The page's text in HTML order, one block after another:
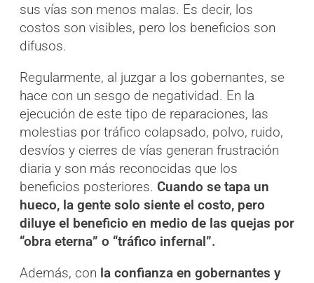
sus vías son menos malas. Es decir, los
costos son visibles, pero los beneficios son
difusos.
Regularmente, al juzgar a los gobernantes, se
hace con un sesgo de negatividad. En la
ejecución de este tipo de reparaciones, las
molestias por tráfico colapsado, polvo, ruido,
desvíos y cierres de vías generan frustración
diaria y son más reconocidas que los
beneficios posteriores. Cuando se tapa un
hueco, la gente solo siente el costo, pero
diluye el beneficio en medio de las quejas por
“obra eterna” o “tráfico infernal”.
Además, con la confianza en gobernantes y